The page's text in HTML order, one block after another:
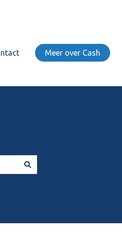
Meer over Cash